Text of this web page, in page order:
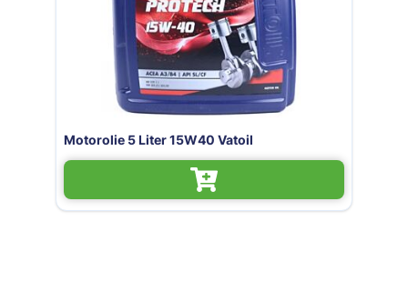
Motorolie 5 Liter 15W40 Vatoil